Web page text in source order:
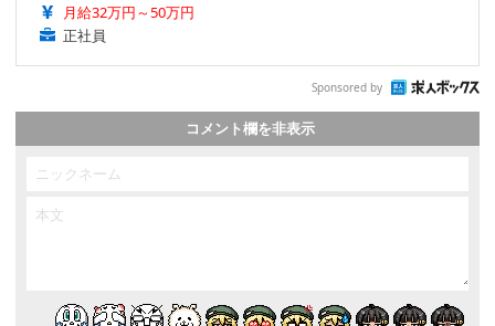
月給32万円～50万円
正社員
Sponsored by
コメント欄を非表示